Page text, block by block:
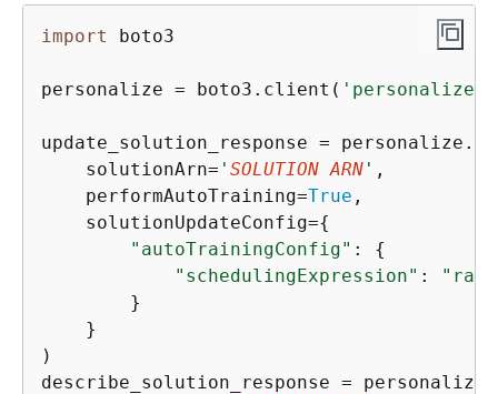
import boto3
personalize = boto3.client( 'personalize'
update_solution_response =
    solutionArn=
' SOLUTION ARN ' ,
    performAutoTraining=
True ,
    solutionUpdateConfig=
{
"autoTrainingConfig" : {
"schedulingExpression" :
        }
    }
)
describe_solution_response =